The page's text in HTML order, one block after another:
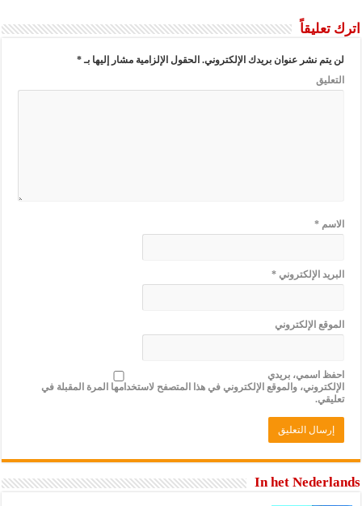
اترك تعليقاً
لن يتم نشر عنوان بريدك الإلكتروني. الحقول الإلزامية مشار إليها بـ*
التعليق
الاسم*
البريد الإلكتروني*
الموقع الإلكتروني
احفظ اسمي، بريدي
الإلكتروني، والموقع الإلكتروني في هذا المتصفح لاستخدامها المرة المقبلة في
تعليقي.
In het Nederlands